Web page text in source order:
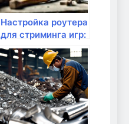
Настройка роутера
для стриминга игр:
с чего начать?